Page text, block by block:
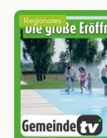
Regionales